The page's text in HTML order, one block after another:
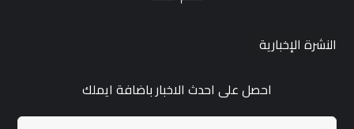
النشرة الإخبارية
احصل على احدث الاخبار باضافة ايملك